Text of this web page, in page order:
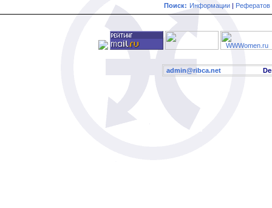
Поиск: Информации | Рефератов
admin@ribca.net